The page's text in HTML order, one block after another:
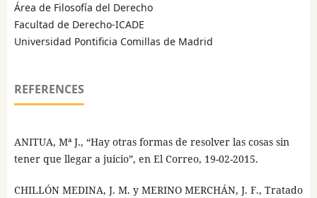
Área de Filosofía del Derecho
Facultad de Derecho-ICADE
Universidad Pontificia Comillas de Madrid
REFERENCES
ANITUA, Mª J., “Hay otras formas de resolver las cosas sin
tener que llegar a juicio”, en El Correo, 19-02-2015.
CHILLÓN MEDINA, J. M. y MERINO MERCHÁN, J. F., Tratado